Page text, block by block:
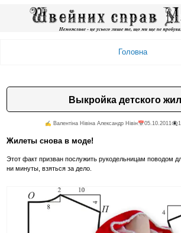
Головна
Выкройка детского
✍️ Валентiна Нiвiна Александр Нiвiн📅05.10.2011
Жилеты снова в моде!
Этот факт призван послужить рукодельницам поводом
ни минуты, взяться за дело.